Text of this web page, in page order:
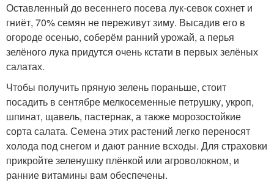
Оставленный до весеннего посева лук-севок сохнет и
гниёт, 70% семян не переживут зиму. Высадив его в
огороде осенью, соберём ранний урожай, а перья
зелёного лука придутся очень кстати в первых зелёных
салатах.
Чтобы получить пряную зелень пораньше, стоит
посадить в сентябре мелкосеменные петрушку, укроп,
шпинат, щавель, пастернак, а также морозостойкие
сорта салата. Семена этих растений легко переносят
холода под снегом и дают ранние всходы. Для страховки
прикройте зеленушку плёнкой или агроволокном, и
ранние витамины вам обеспечены.